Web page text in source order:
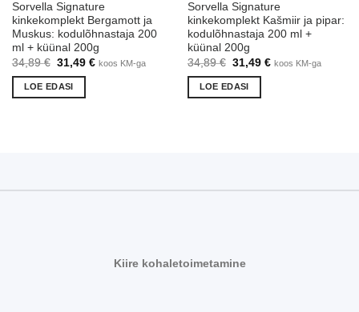
Sorvella Signature
kinkekomplekt Bergamott ja
Muskus: kodulõhnastaja 200
ml + küünal 200g
34,89€ Algne
hind
oli:
34,89 €.
31,49 €Praegune
koos KM-ga
LOE EDASI
Sorvella Signature
kinkekomplekt Kašmiir ja pipar:
kodulõhnastaja 200 ml +
küünal 200g
34,89€ Algne
hind
oli:
34,89 €.
31,49 €Praegune
koos KM-ga
LOE EDASI
Kiire kohaletoimetamine